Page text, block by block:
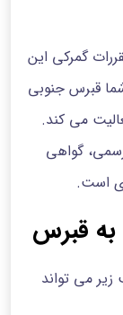
گمرکی این
قبرس جنوبی
می کند.
رسمی، گواهی
است.
به قبرس
می تواند